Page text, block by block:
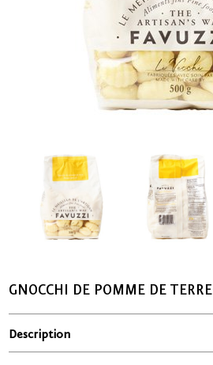
GNOCCHI DE POMME DE TERRE
Description